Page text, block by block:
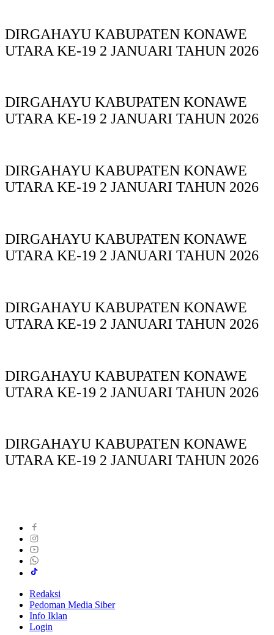
DIRGAHAYU KABUPATEN KONAWE
UTARA KE-19 2 JANUARI TAHUN 2026
DIRGAHAYU KABUPATEN KONAWE
UTARA KE-19 2 JANUARI TAHUN 2026
DIRGAHAYU KABUPATEN KONAWE
UTARA KE-19 2 JANUARI TAHUN 2026
DIRGAHAYU KABUPATEN KONAWE
UTARA KE-19 2 JANUARI TAHUN 2026
DIRGAHAYU KABUPATEN KONAWE
UTARA KE-19 2 JANUARI TAHUN 2026
DIRGAHAYU KABUPATEN KONAWE
UTARA KE-19 2 JANUARI TAHUN 2026
DIRGAHAYU KABUPATEN KONAWE
UTARA KE-19 2 JANUARI TAHUN 2026
Redaksi
Pedoman Media Siber
Info Iklan
Login